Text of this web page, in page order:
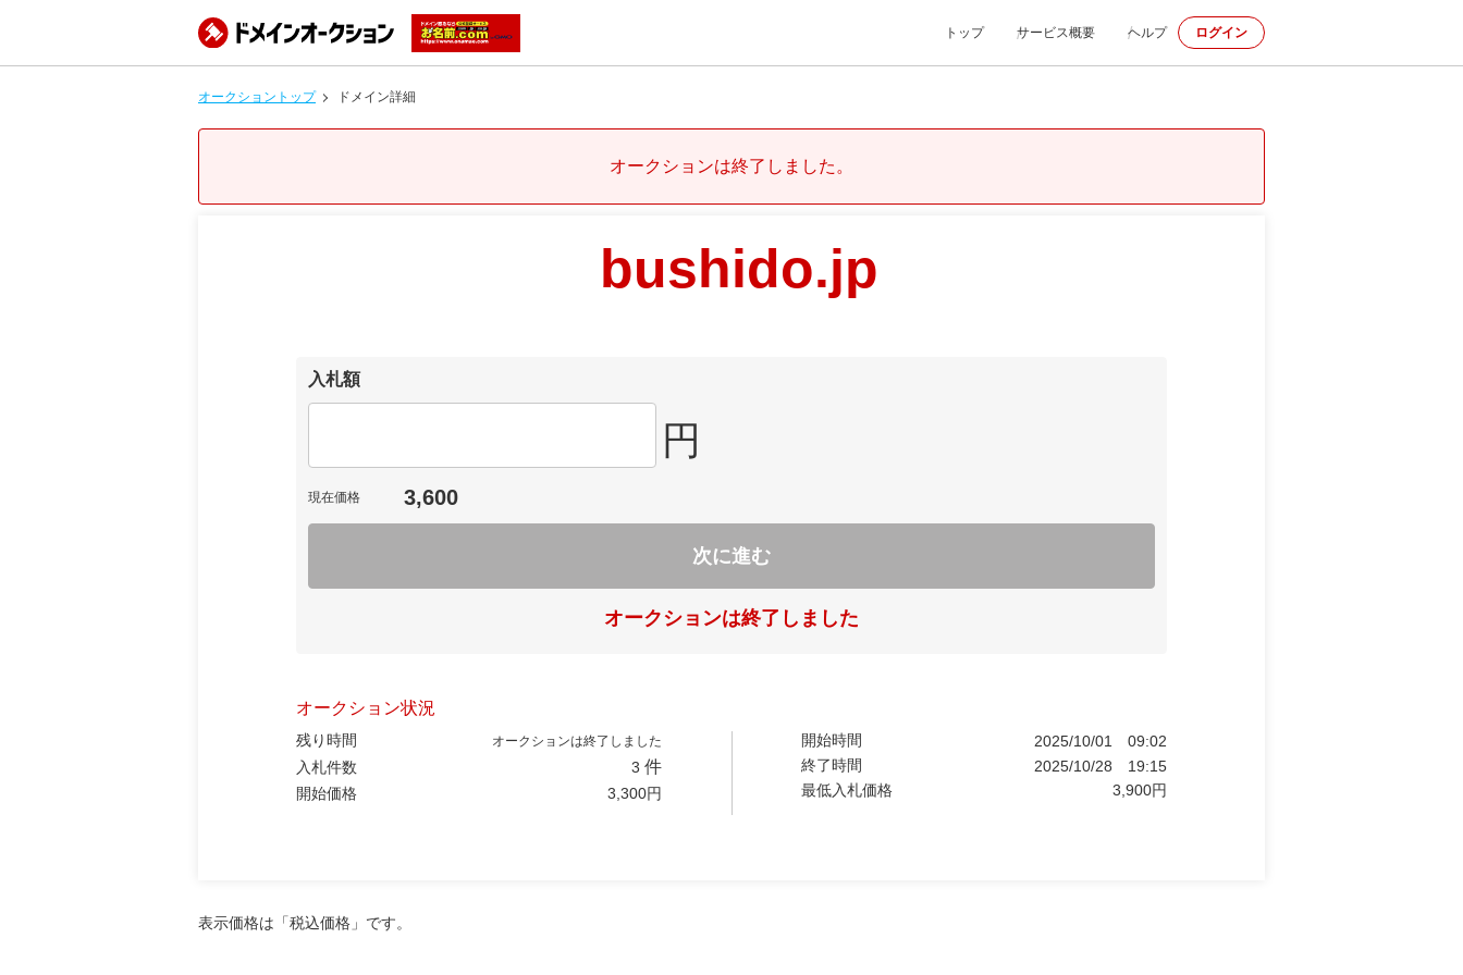
トップ サービス概要 ヘルプ ログイン
オークショントップ ドメイン詳細
オークションは終了しました。
bushido.jp
入札額
円
現在価格 3,600
次に進む
オークションは終了しました
オークション状況
残り時間 オークションは終了しました
入札件数 3 件
開始価格 3,300円
開始時間 2025/10/01
09:02
終了時間
2025/10/28
19:15
最低入札価格
3,900円
表示価格は「税込価格」です。